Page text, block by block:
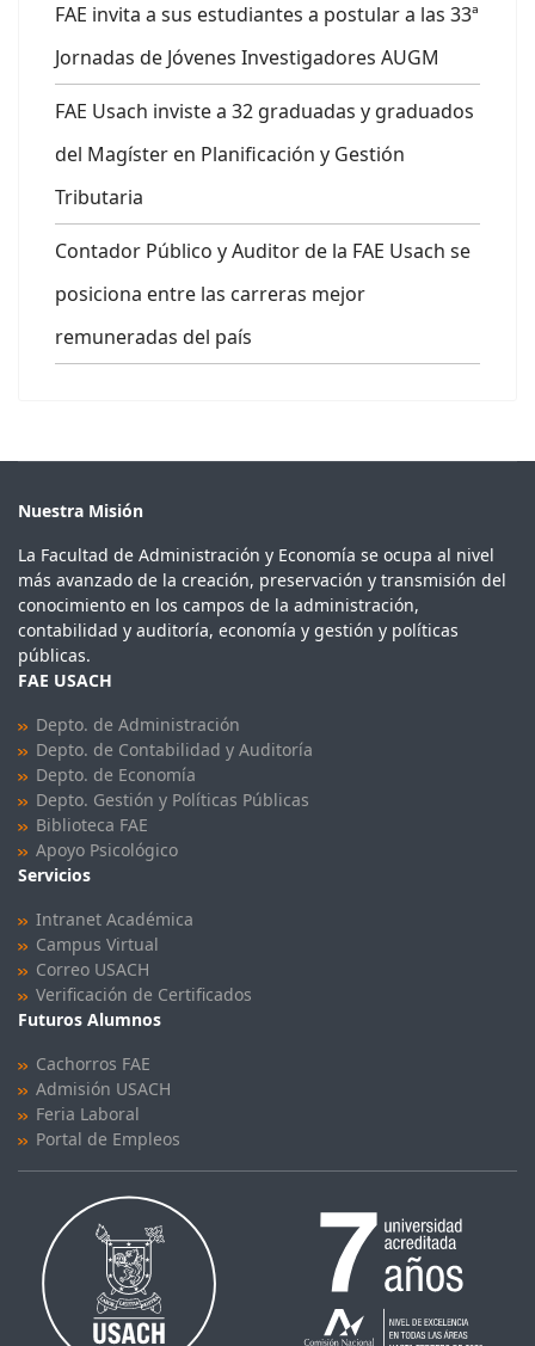
FAE invita a sus estudiantes a postular a las 33ª
Jornadas de Jóvenes Investigadores AUGM
FAE Usach inviste a 32 graduadas y graduados
del Magíster en Planificación y Gestión
Tributaria
Contador Público y Auditor de la FAE Usach se
posiciona entre las carreras mejor
remuneradas del país
Nuestra Misión
La Facultad de Administración y Economía se ocupa al nivel
más avanzado de la creación, preservación y transmisión del
conocimiento en los campos de la administración,
contabilidad y auditoría, economía y gestión y políticas
públicas.
FAE USACH
Depto. de Administración
Depto. de Contabilidad y Auditoría
Depto. de Economía
Depto. Gestión y Políticas Públicas
Biblioteca FAE
Apoyo Psicológico
Servicios
Intranet Académica
Campus Virtual
Correo USACH
Verificación de Certificados
Futuros Alumnos
Cachorros FAE
Admisión USACH
Feria Laboral
Portal de Empleos